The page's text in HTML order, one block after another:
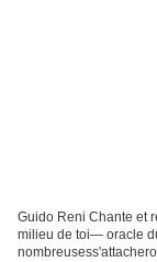
Guido Reni Chante et
milieu de toi— oracle